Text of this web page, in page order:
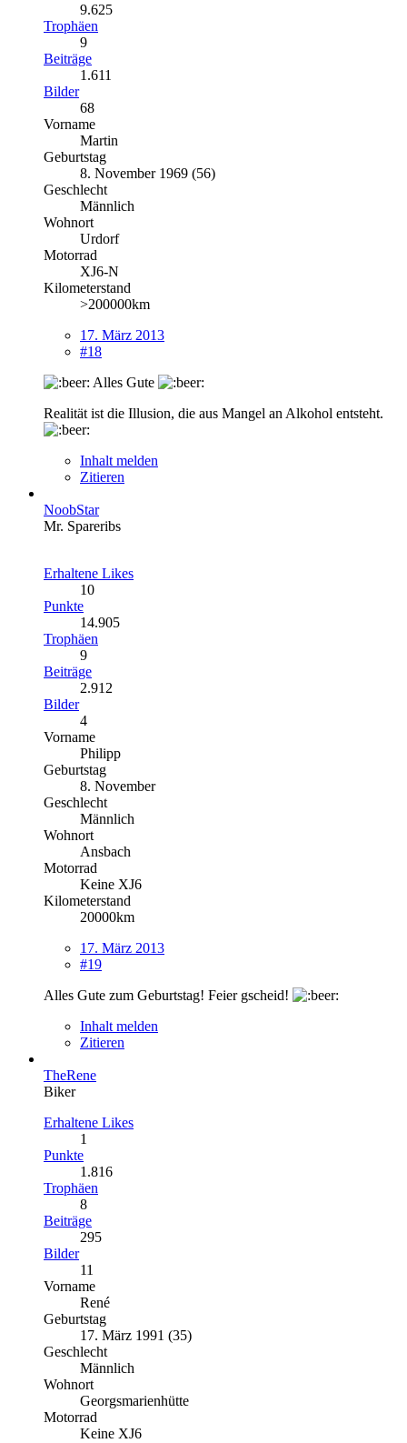
9.625
Trophäen
9
Beiträge
1.611
Bilder
68
Vorname
Martin
Geburtstag
8. November 1969 (56)
Geschlecht
Männlich
Wohnort
Urdorf
Motorrad
XJ6-N
Kilometerstand
>200000km
17. März 2013
#18
Alles Gute
Realität ist die Illusion, die aus Mangel an Alkohol entsteht.
Inhalt melden
Zitieren
NoobStar
Mr. Spareribs
Erhaltene Likes
10
Punkte
14.905
Trophäen
9
Beiträge
2.912
Bilder
4
Vorname
Philipp
Geburtstag
8. November
Geschlecht
Männlich
Wohnort
Ansbach
Motorrad
Keine XJ6
Kilometerstand
20000km
17. März 2013
#19
Alles Gute zum Geburtstag! Feier gscheid!
Inhalt melden
Zitieren
TheRene
Biker
Erhaltene Likes
1
Punkte
1.816
Trophäen
8
Beiträge
295
Bilder
11
Vorname
René
Geburtstag
17. März 1991 (35)
Geschlecht
Männlich
Wohnort
Georgsmarienhütte
Motorrad
Keine XJ6